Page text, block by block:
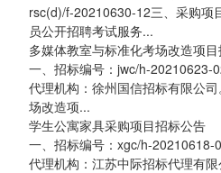
rsc(d)/f-20210630-12三、采购项
员公开招聘考试服务...
多媒体教室与标准化考场改造项
一、招标编号：jwc/h-20210623-
代理机构：徐州国信招标有限公
场改造项...
学生公寓家具采购项目招标公告
一、招标编号：xgc/h-20210618-
代理机构：江苏中际招标代理有